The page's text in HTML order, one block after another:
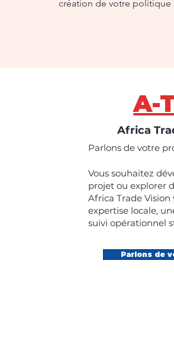
création de votre
A-
Africa
Parlons de votre
Vous souhaitez
projet ou explorer
Africa Trade
expertise locale,
suivi opérationnel
Parlons de